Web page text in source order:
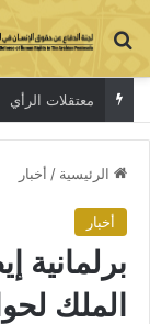
بحث عن
معتقلات الرأي
الرئيسية / أخبار
أخبار
برلمانية
الملك